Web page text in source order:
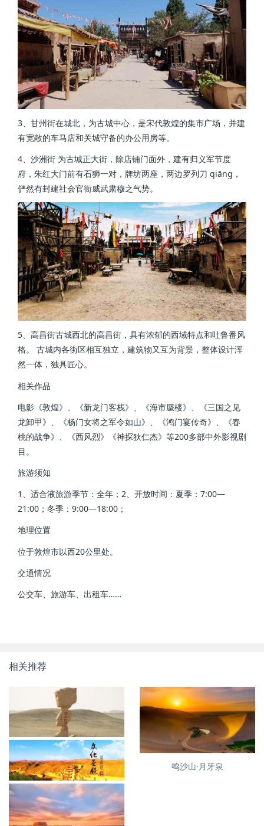
3、甘州街在城北，为古城中心，是宋代敦煌的集市广场，并建
有宽敞的车马店和关城守备的办公用房等。
4、沙洲街 为古城正大街，除店铺门面外，建有归义军节度
府，朱红大门前有石狮一对，牌坊两座，两边罗列刀 qiāng，
俨然有封建社会官衙威武肃穆之气势。
5、高昌街古城西北的高昌街，具有浓郁的西域特点和吐鲁番风
格。 古城内各街区相互独立，建筑物又互为背景，整体设计浑
然一体，独具匠心。
相关作品
电影《敦煌》、《新龙门客栈》、《海市蜃楼》、《三国之见
龙卸甲》、《杨门女将之军令如山》、《鸿门宴传奇》、《春
桃的战争》、《西风烈》《神探狄仁杰》等200多部中外影视剧
目。
旅游须知
1、适合液旅游季节：全年；2、开放时间：夏季：7:00—
21:00；冬季：9:00—18:00；
地理位置
位于敦煌市以西20公里处。
交通情况
公交车、旅游车、出租车……
相关推荐
亚洲最大的雅丹地貌--敦煌雅
丹，没有魔鬼的魔鬼城
鸣沙山·月牙泉
莫高窟